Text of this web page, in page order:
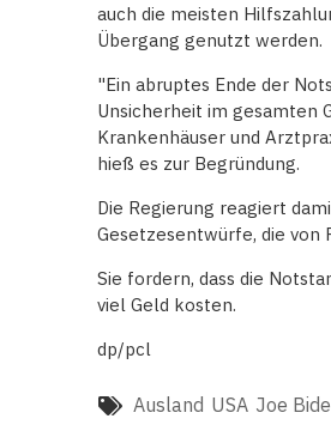
auch die meisten
Übergang genutzt werden.
"Ein abruptes Ende der
Unsicherheit im gesamten
Krankenhäuser und
hieß es zur Begründung.
Die Regierung reagiert
Gesetzesentwürfe, die von
Sie fordern, dass die
viel Geld kosten.
dp/pcl
Ausland USA Joe